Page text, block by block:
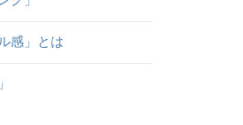
感」とは